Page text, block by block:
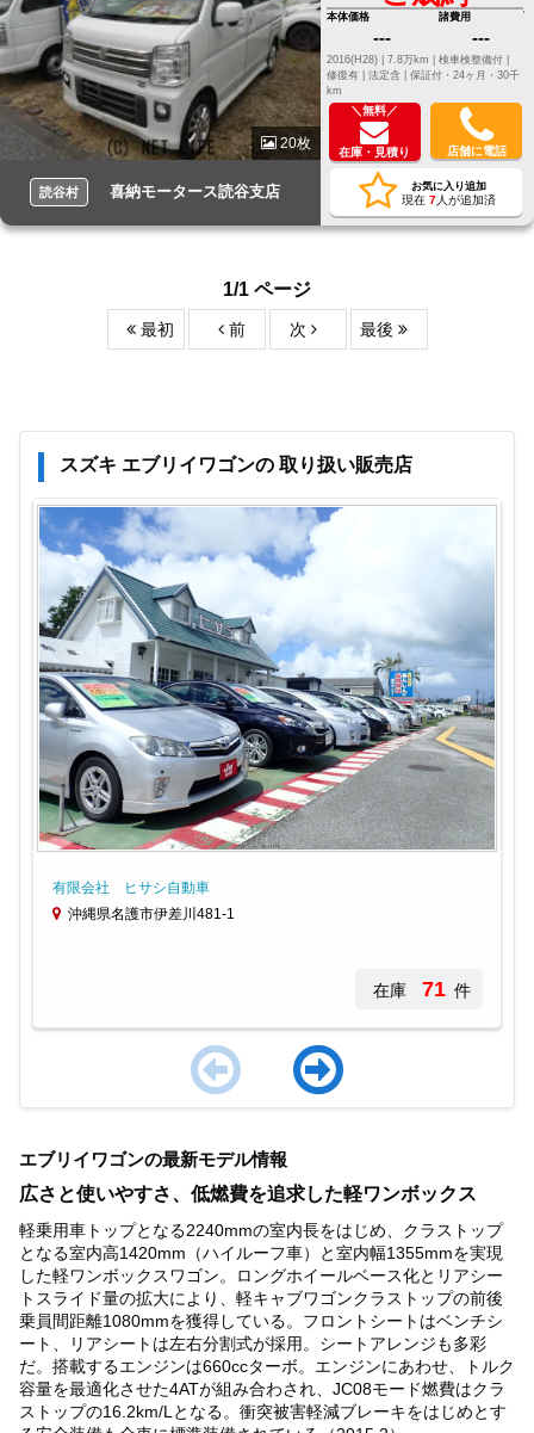
20枚
読谷村 喜納モータース読谷支店
本体価格
---
諸費用
---
2016(H28) | 7.8万km |
検車検整備付 |
修復有 | 法定含 | 保証付・24ヶ月・30千
km
＼無料／
在庫・見積り 店舗に電話
お気に入り追加
現在 7人が追加済
1/1 ページ
最初 前 次 最後
スズキ エブリイワゴンの 取り扱い販売店
有限会社 ヒサシ自動車
沖縄県名護市伊差川481-1
在庫 71 件
of
エブリイワゴンの最新モデル情報
広さと使いやすさ、低燃費を追求した軽ワンボックス
軽乗用車トップとなる2240mmの室内長をはじめ、クラストップ
となる室内高1420mm（ハイルーフ車）と室内幅1355mmを実現
した軽ワンボックスワゴン。ロングホイールベース化とリアシー
トスライド量の拡大により、軽キャブワゴンクラストップの前後
乗員間距離1080mmを獲得している。フロントシートはベンチシ
ート、リアシートは左右分割式が採用。シートアレンジも多彩
だ。搭載するエンジンは660ccターボ。エンジンにあわせ、トルク
容量を最適化させた4ATが組み合わされ、JC08モード燃費はクラ
ストップの16.2km/Lとなる。衝突被害軽減ブレーキをはじめとす